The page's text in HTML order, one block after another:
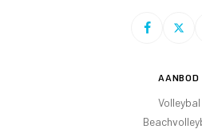
AANBOD
Volleybal